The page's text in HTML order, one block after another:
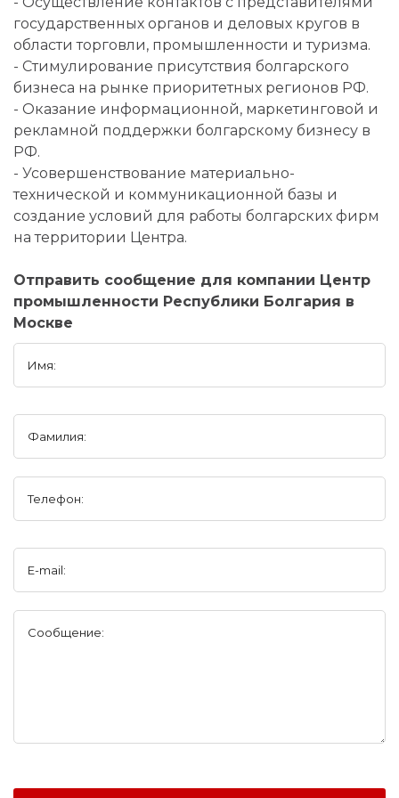
государственных органов и деловых кругов в
области торговли, промышленности и туризма.
- Стимулирование присутствия болгарского
бизнеса на рынке приоритетных регионов РФ.
- Оказание информационной, маркетинговой и
рекламной поддержки болгарскому бизнесу в
РФ.
- Усовершенствование материально-
технической и коммуникационной базы и
создание условий для работы болгарских фирм
на территории Центра.
Отправить сообщение для компании Центр
промышленности Республики Болгария в
Москве
Имя:
Фамилия:
Телефон:
E-mail:
Сообщение: